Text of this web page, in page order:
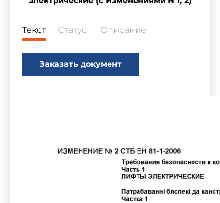
Текст Статус Описание
Заказать документ